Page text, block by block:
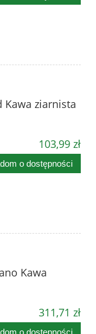
Kawa ziarnista
103,99 zł
o dostępności
Kawa
311,71 zł
o dostępności